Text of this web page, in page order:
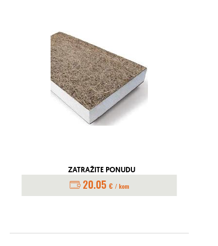
20.05 € / kom
ZATRAŽITE PONUDU